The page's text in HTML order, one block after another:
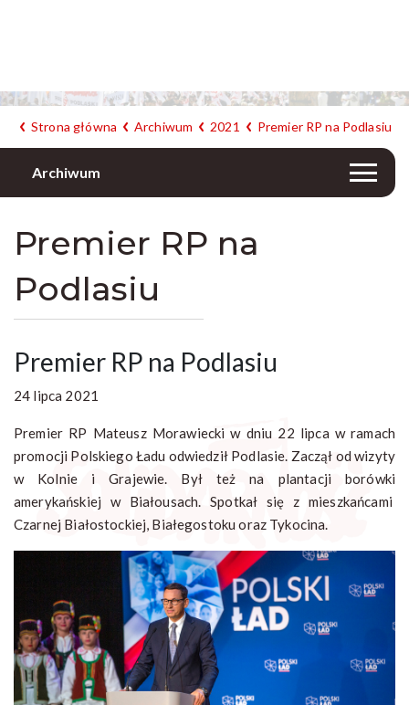
Strona główna Archiwum 2021 Premier RP na Podlasiu
Archiwum
Premier RP na
Podlasiu
Premier RP na Podlasiu
24 lipca 2021
Premier RP Mateusz Morawiecki w dniu 22 lipca w ramach
promocji Polskiego Ładu odwiedził Podlasie. Zaczął od wizyty
w Kolnie i Grajewie. Był też na plantacji borówki
amerykańskiej w Białousach. Spotkał się z mieszkańcami
Czarnej Białostockiej, Białegostoku oraz Tykocina.